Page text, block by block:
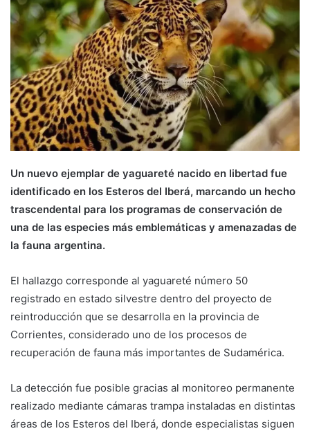
Un nuevo ejemplar de yaguareté nacido en libertad fue
identificado en los Esteros del Iberá, marcando un hecho
trascendental para los programas de conservación de
una de las especies más emblemáticas y amenazadas de
la fauna argentina.
El hallazgo corresponde al yaguareté número 50
registrado en estado silvestre dentro del proyecto de
reintroducción que se desarrolla en la provincia de
Corrientes, considerado uno de los procesos de
recuperación de fauna más importantes de Sudamérica.
La detección fue posible gracias al monitoreo permanente
realizado mediante cámaras trampa instaladas en distintas
áreas de los Esteros del Iberá, donde especialistas siguen